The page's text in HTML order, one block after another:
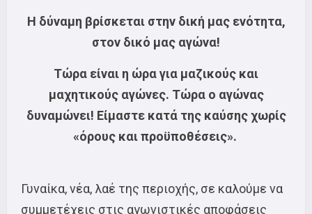
Η δύναμη βρίσκεται στην δική μας ενότητα,
στον δικό μας αγώνα!
Τώρα είναι η ώρα για μαζικούς και
μαχητικούς αγώνες. Τώρα ο αγώνας
δυναμώνει! Είμαστε κατά της καύσης χωρίς
«όρους και προϋποθέσεις».
Γυναίκα, νέα, λαέ της περιοχής, σε καλούμε να
συμμετέχεις στις αγωνιστικές αποφάσεις